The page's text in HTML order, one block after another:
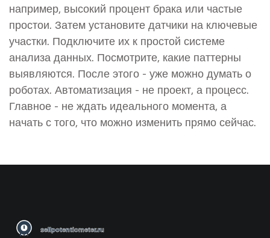
например, высокий процент брака или частые
простои. Затем установите датчики на ключевые
участки. Подключите их к простой системе
анализа данных. Посмотрите, какие паттерны
выявляются. После этого - уже можно думать о
роботах. Автоматизация - не проект, а процесс.
Главное - не ждать идеального момента, а
начать с того, что можно изменить прямо сейчас.